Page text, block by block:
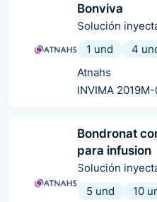
Bonviva
Solución
1 und
4
Atnahs
INVIMA
Bondronat
para infusion
Solución
5 und
10